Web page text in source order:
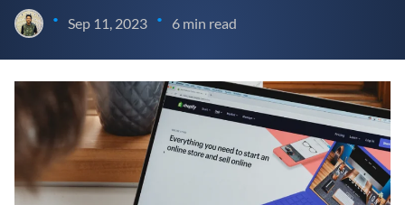
• Sep 11, 2023 • 6 min read